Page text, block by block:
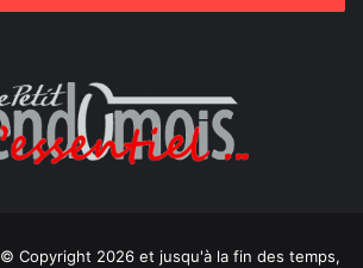
Copyright 2026 et jusqu'à la fin des temps,